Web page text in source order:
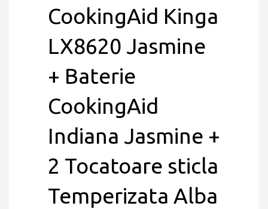
CookingAid Kinga
LX8620 Jasmine
+ Baterie
CookingAid
Indiana Jasmine +
2 Tocatoare sticla
Temperizata Alba